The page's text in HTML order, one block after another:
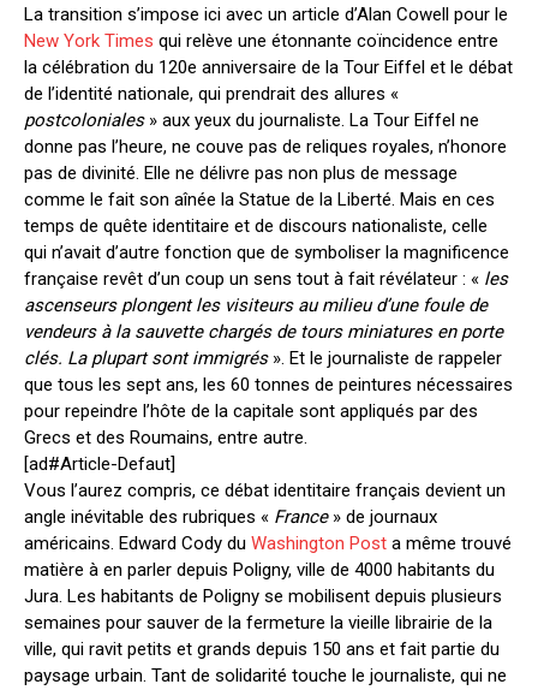
La transition s’impose ici avec un article d’Alan Cowell pour le
New York Times qui relève une étonnante coïncidence entre
la célébration du 120e anniversaire de la Tour Eiffel et le débat
de l’identité nationale, qui prendrait des allures «
postcoloniales» aux yeux du journaliste. La Tour Eiffel ne
donne pas l’heure, ne couve pas de reliques royales, n’honore
pas de divinité. Elle ne délivre pas non plus de message
comme le fait son aînée la Statue de la Liberté. Mais en ces
temps de quête identitaire et de discours nationaliste, celle
qui n’avait d’autre fonction que de symboliser la magnificence
française revêt d’un coup un sens tout à fait révélateur : « les
ascenseurs plongent les visiteurs au milieu d’une foule de
vendeurs à la sauvette chargés de tours miniatures en porte
clés. La plupart sont immigrés». Et le journaliste de rappeler
que tous les sept ans, les 60 tonnes de peintures nécessaires
pour repeindre l’hôte de la capitale sont appliqués par des
Grecs et des Roumains, entre autre.
[ad#Article-Defaut]
Vous l’aurez compris, ce débat identitaire français devient un
angle inévitable des rubriques « France» de journaux
américains. Edward Cody du Washington Post a même trouvé
matière à en parler depuis Poligny, ville de 4000 habitants du
Jura. Les habitants de Poligny se mobilisent depuis plusieurs
semaines pour sauver de la fermeture la vieille librairie de la
ville, qui ravit petits et grands depuis 150 ans et fait partie du
paysage urbain. Tant de solidarité touche le journaliste, qui ne